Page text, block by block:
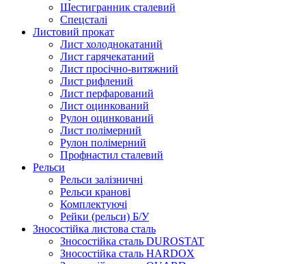
Шестигранник сталевий
Спецсталі
Листовий прокат
Лист холоднокатаний
Лист гарячекатаний
Лист просічно-витяжний
Лист рифлений
Лист перфарований
Лист оцинкований
Рулон оцинкований
Лист полімерний
Рулон полімерний
Профнастил сталевий
Рельси
Рельси залізничні
Рельси кранові
Комплектуючі
Рейки (рельси) Б/У
Зносостійка листова сталь
Зносостійка сталь DUROSTAT
Зносостійка сталь HARDOX